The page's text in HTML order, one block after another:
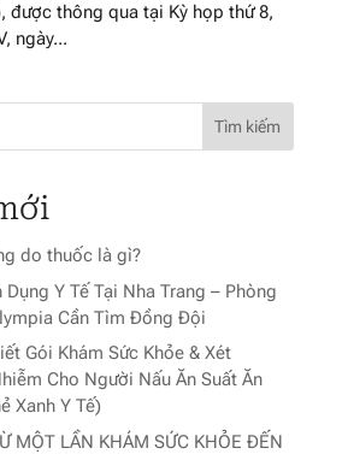
được thông qua tại Kỳ họp thứ 8,
ngày...
Tìm kiếm
do thuốc là gì?
Y Tế Tại Nha Trang – Phòng
Cần Tìm Đồng Đội
Gói Khám Sức Khỏe & Xét
Cho Người Nấu Ăn Suất Ăn
Xanh Y Tế)
MỘT LẦN KHÁM SỨC KHỎE ĐẾN